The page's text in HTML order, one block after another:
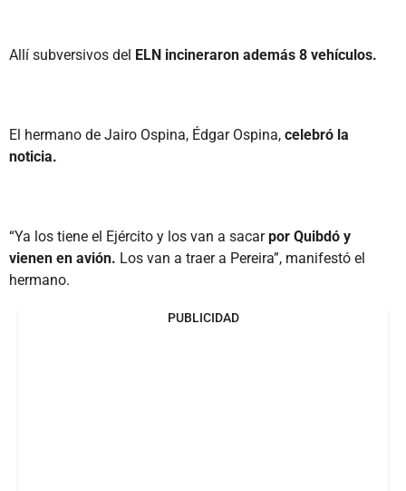
Allí subversivos del ELN incineraron además 8 vehículos.
El hermano de Jairo Ospina, Édgar Ospina, celebró la
noticia.
“Ya los tiene el Ejército y los van a sacarpor Quibdó y
vienen en avión. Los van a traer a Pereira”, manifestó el
hermano.
PUBLICIDAD